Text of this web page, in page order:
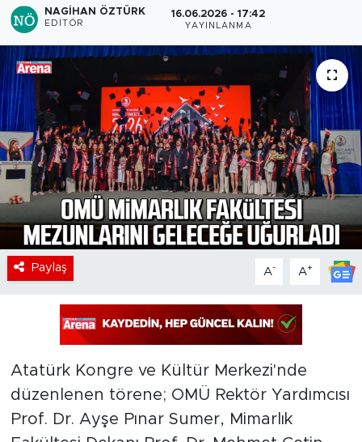
NAGIHAN ÖZTÜRK
EDITÖR
16.06.2026 - 17:42
YAYINLANMA
Paylaş A- A+
Atatürk Kongre ve Kültür Merkezi'nde
düzenlenen törene; OMÜ Rektör Yardımcısı
Prof. Dr. Ayşe Pınar Sumer, Mimarlık